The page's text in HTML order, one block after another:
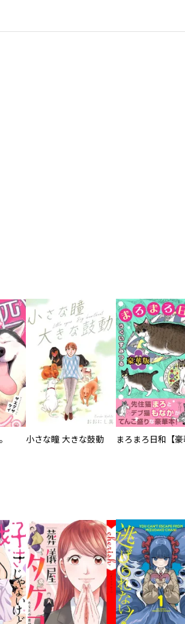
小さな瞳 大きな鼓動